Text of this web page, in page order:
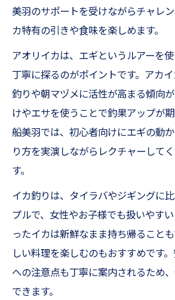
美羽のサポートを受けながらチャレン
カ特有の引きや食味を楽しめます。
アオリイカは、エギというルアーを
丁寧に探るのがポイントです。アカ
釣りや朝マヅメに活性が高まる傾向
けやエサを使うことで釣果アップが
船美羽では、初心者向けにエギの動
り方を実演しながらレクチャーして
す。
イカ釣りは、タイラバやジギングに
プルで、女性やお子様でも扱いやす
ったイカは新鮮なまま持ち帰ること
しい料理を楽しむのもおすすめです
への注意点も丁寧に案内されるため
できます。